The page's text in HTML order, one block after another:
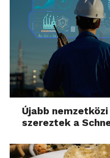
Újabb
szereztek a